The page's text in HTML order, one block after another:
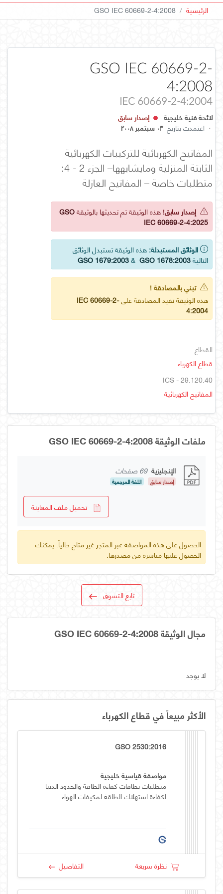
الرئيسية GSO IEC 60669-2-4:2008
GSO IEC 60669-2-
4:2008
IEC 60669-2-4:2004
لائحة فنية خليجية
إصدار سابق
· اعتمدت بتاريخ ٠٣ سبتمبر ٢٠٠٨
المفاتيح الكهربائية للتركيبات الكهربائية
الثابتة المنزلية ومايشابهها– الجزء 2 - 4:
متطلبات خاصة – المفاتيح العازلة
إصدار سابق! هذه الوثيقة تم تحديثها بالوثيقةGSO
IEC 60669-2-4:2025
الوثائق المستبدلة: هذه الوثيقة تستبدل الوثائق
التالية
GSO 1679:2003& GSO 1678:2003
تبني بالمصادقة !
هذه الوثيقة تفيد المصادقة علىIEC 60669-2-
4:2004
القطاع
قطاع الكهرباء
ICS - 29.120.40
المفاتيح الكهربائية
ملفات الوثيقة GSO IEC 60669-2-4:2008
الإنجليزية 69 صفحات
إصدار سابق اللغة المرجعية
تحميل ملف المعاينة
الحصول على هذه المواصفة عبر المتجر غير متاح حالياً. يمكنك
الحصول عليها مباشرة من مصدرها.
تابع التسوق
مجال الوثيقة GSO IEC 60669-2-4:2008
لا يوجد
الأكثر مبيعاً في قطاع الكهرباء
GSO 2530:2016
مواصفة قياسية خليجية
متطلبات بطاقات كفاءة الطاقة والحدود الدنيا
لكفاءة استهلاك الطاقة لمكيفات الهواء
نظرة سريعة التفاصيل